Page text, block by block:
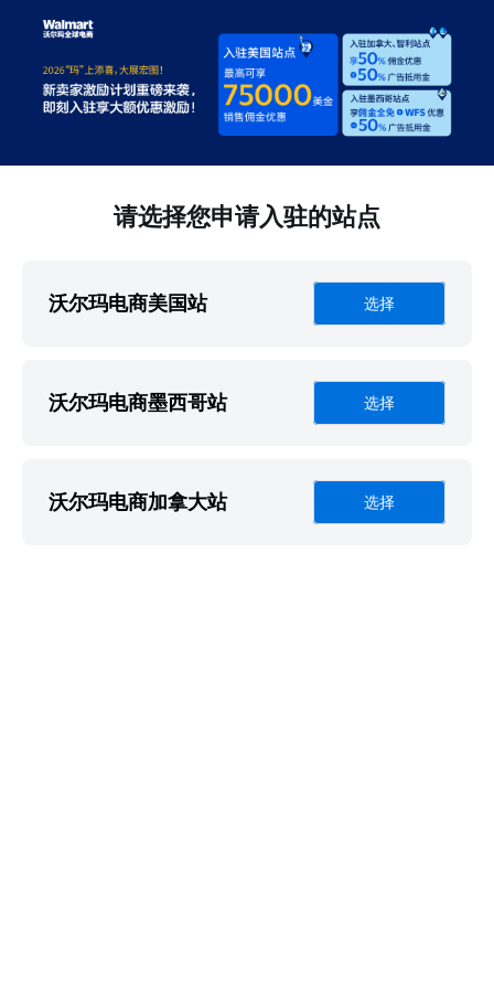
请选择您申请入驻的站点
沃尔玛电商美国站 选择
沃尔玛电商墨西哥站 选择
沃尔玛电商加拿大站 选择